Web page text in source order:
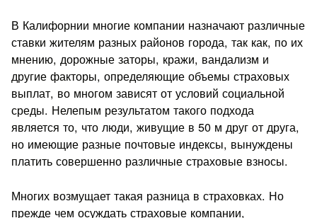
В Калифорнии многие компании назначают различные
ставки жителям разных районов города, так как, по их
мнению, дорожные заторы, кражи, вандализм и
другие факторы, определяющие объемы страховых
выплат, во многом зависят от условий социальной
среды. Нелепым результатом такого подхода
является то, что люди, живущие в 50 м друг от друга,
но имеющие разные почтовые индексы, вынуждены
платить совершенно различные страховые взносы.
Многих возмущает такая разница в страховках. Но
прежде чем осуждать страховые компании,